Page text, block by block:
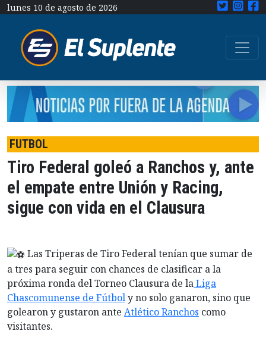
lunes 10 de agosto de 2026
FUTBOL
Tiro Federal goleó a Ranchos y, ante
el empate entre Unión y Racing,
sigue con vida en el Clausura
Las Triperas de Tiro Federal tenían que sumar de
a tres para seguir con chances de clasificar a la
próxima ronda del Torneo Clausura de laLiga
Chascomunense de Fútboly no solo ganaron, sino que
golearon y gustaron ante Atlético Ranchos como
visitantes.